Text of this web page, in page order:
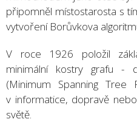
připomněl místostarosta s
vytvoření Borůvkova
V roce 1926 položil
minimální kostry grafu -
(Minimum Spanning Tree
v informatice, dopravě
světě.